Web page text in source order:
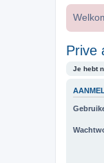
Prive
Je hebt